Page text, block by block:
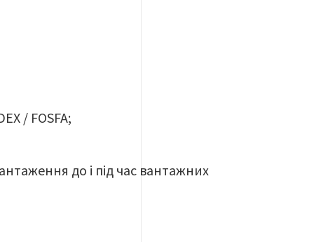
/ FOSFA;
до і під час вантажних